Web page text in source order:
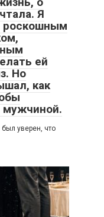
Я
роскошным
ей
Но
как
мужчиной.
уверен, что